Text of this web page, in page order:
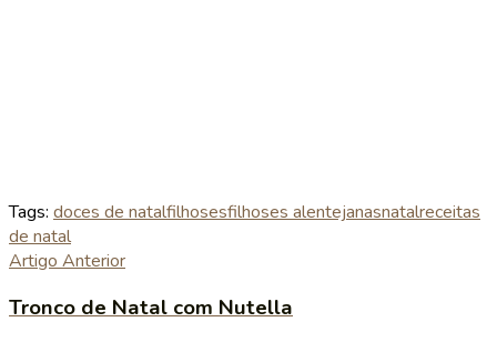
Tags: doces de natalfilhosesfilhoses alentejanasnatalreceitas
de natal
Artigo Anterior
Tronco de Natal com Nutella